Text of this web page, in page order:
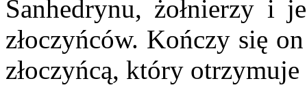
Sanhedrynu, żołnierzy i
złoczyńców. Kończy się
złoczyńcą, który